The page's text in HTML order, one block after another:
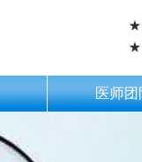
★
★
医师团